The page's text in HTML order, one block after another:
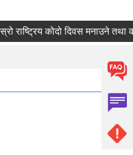
राष्ट्रिय कोदो दिवस मनाउने तथा